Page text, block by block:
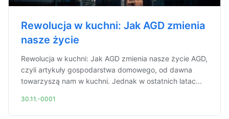
Rewolucja w kuchni: Jak AGD zmienia
nasze życie
Rewolucja w kuchni: Jak AGD zmienia nasze życie AGD,
czyli artykuły gospodarstwa domowego, od dawna
towarzyszą nam w kuchni. Jednak w ostatnich latac...
30.11.-0001